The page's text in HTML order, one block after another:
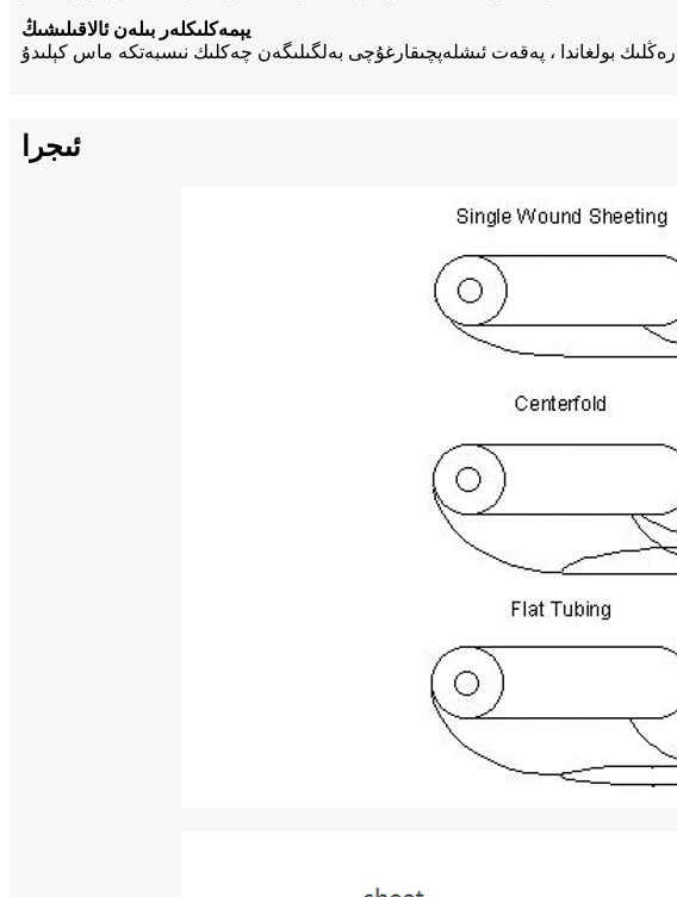
يېمەكلىكلەر بىلەن ئالاقىلىشىڭ
ئىجرا